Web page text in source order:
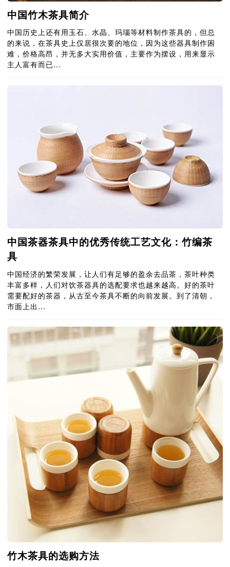
中国竹木茶具简介
中国历史上还有用玉石、水晶、玛瑙等材料制作茶具的，但总
的来说，在茶具史上仅居很次要的地位，因为这些器具制作困
难，价格高昂，并无多大实用价值，主要作为摆设，用来显示
主人富有而已...
中国茶器茶具中的优秀传统工艺文化：竹编茶
具
中国经济的繁荣发展，让人们有足够的盈余去品茶，茶叶种类
丰富多样，人们对饮茶器具的选配要求也越来越高。好的茶叶
需要配好的茶器，从古至今茶具不断的向前发展。到了清朝，
市面上出...
竹木茶具的选购方法